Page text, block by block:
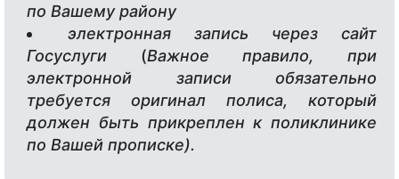
по Вашему району
электронная запись через сайт
Госуслуги (Важное правило, при
электронной записи обязательно
требуется оригинал полиса, который
должен быть прикреплен к поликлинике
по Вашей прописке).